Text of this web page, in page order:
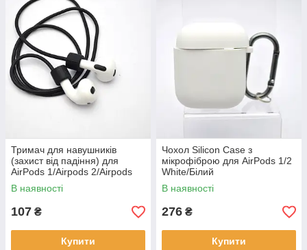
Тримач для навушників
(захист від падіння) для
AirPods 1/Airpods 2/Airpods
3/Airpods Pro Чорний
В наявності
107 ₴
Купити
Чохол Silicon Case з
мікрофіброю для AirPods 1/2
White/Білий
В наявності
276 ₴
Купити